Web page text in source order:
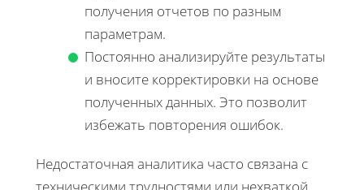
получения отчетов по разным
параметрам.
Постоянно анализируйте результаты
и вносите корректировки на основе
полученных данных. Это позволит
избежать повторения ошибок.
Недостаточная аналитика часто связана с
техническими трудностями или нехваткой